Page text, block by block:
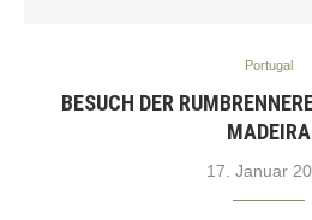
Portugal
BESUCH DER
MADEIRA
17. Januar